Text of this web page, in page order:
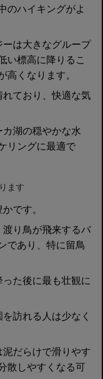
のハイキングがよ
ーは大きなグループ
い標高に降りるこ
高くなります。
れており、快適な気
カ湖の穏やかな水
リングに最適で
ます
です。
渡り鳥が飛来するバ
であり、特に留鳥
た後に最も壮観に
訪れる人は少なく
泥だらけで滑りやす
散しやすくなる可